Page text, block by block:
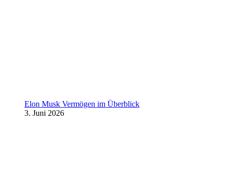
Elon Musk Vermögen im Überblick
3. Juni 2026